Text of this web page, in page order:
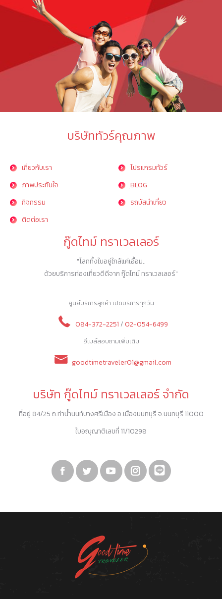
บริษัททัวร์คุณภาพ
เกี่ยวกับเรา
ภาพประทับใจ
กิจกรรม
ติดต่อเรา
โปรแกรมทัวร์
ฺBLOG
รถบัสนำเที่ยว
กู๊ดไทม์ ทราเวลเลอร์
"โลกทั้งใบอยู่ใกล้แค่เอื้อม..
ด้วยบริการท่องเที่ยวดีดีจาก กู๊ดไทม์ ทราเวลเลอร์"
ศูนย์บริการลูกค้า เปิดบริการทุกวัน
084-372-2251 /02-054-6499
อีเมล์สอบถามเพิ่มเติม
goodtimetraveler01@gmail.com
บริษัท กู๊ดไทม์ ทราเวลเลอร์ จำกัด
ที่อยู่ 84/25 ถ.ท่าน้ำนนท์บางศรีเมือง อ.เมืองนนทบุรี จ.นนทบุรี 11000
ใบอณุญาติเลขที่ 11/10298
FacebookTwitter YouTubeInstagramLinkedin